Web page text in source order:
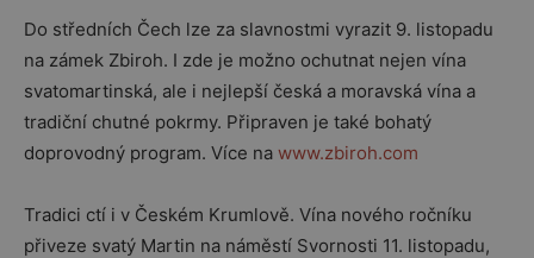
Do středních Čech lze za slavnostmi vyrazit 9. listopadu
na zámek Zbiroh. I zde je možno ochutnat nejen vína
svatomartinská, ale i nejlepší česká a moravská vína a
tradiční chutné pokrmy. Připraven je také bohatý
doprovodný program. Více na www.zbiroh.com
Tradici ctí i v Českém Krumlově. Vína nového ročníku
přiveze svatý Martin na náměstí Svornosti 11. listopadu,